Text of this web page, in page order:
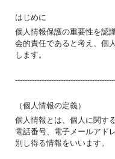
はじめに
個人情報保護の重要性を認
会的責任であると考え、個
します。
（個人情報の定義）
個人情報とは、個人に関す
電話番号、電子メールアド
別し得る情報をいいます。